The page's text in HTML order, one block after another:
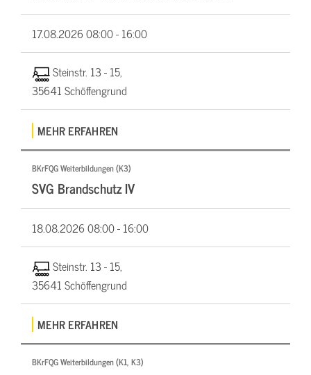
17.08.202608:00 - 16:00
Steinstr. 13 - 15,
35641 Schöffengrund
MEHR ERFAHREN
BKrFQG Weiterbildungen (K3)
SVG Brandschutz IV
18.08.202608:00 - 16:00
Steinstr. 13 - 15,
35641 Schöffengrund
MEHR ERFAHREN
BKrFQG Weiterbildungen (K1, K3)